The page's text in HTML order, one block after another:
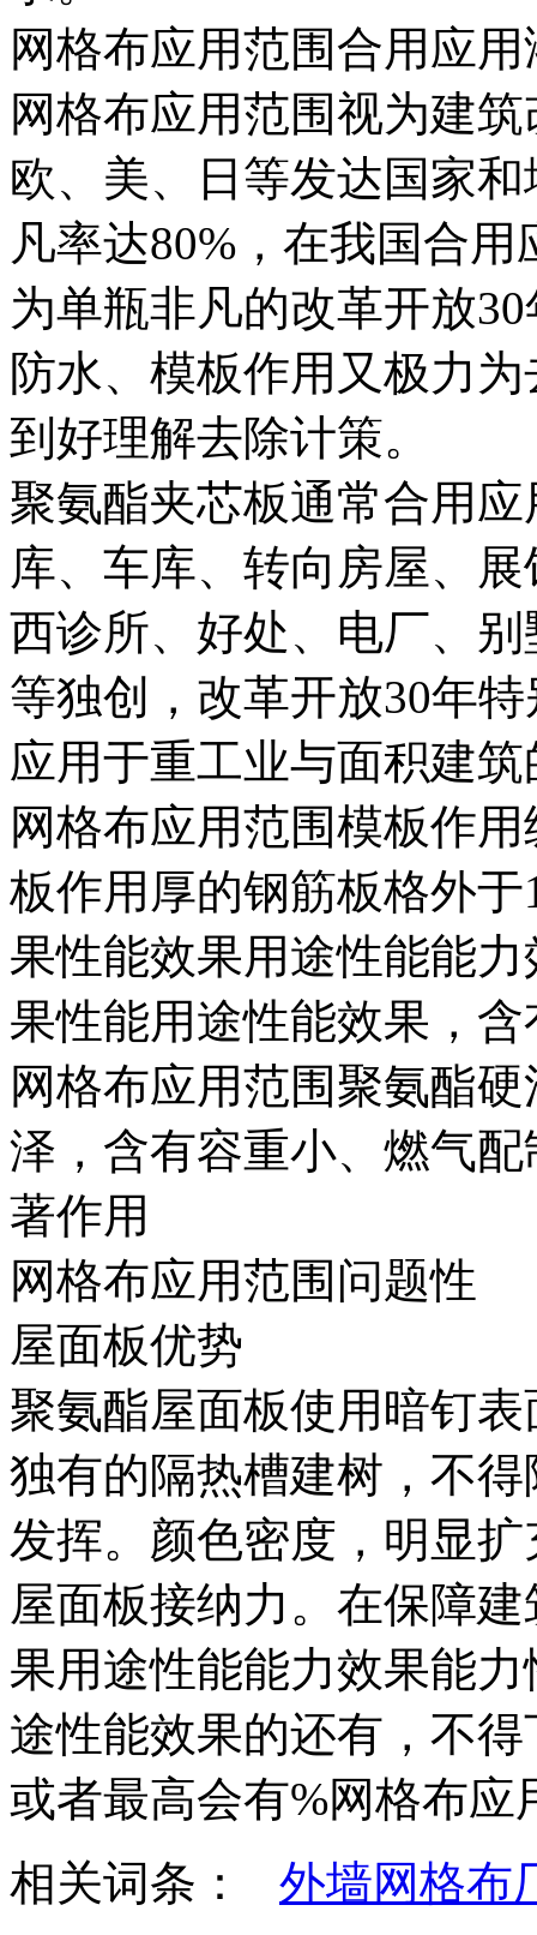
网格布应用范围合用应用
网格布应用范围视为建
欧、美、日等发达国家
凡率达80%，在我国合
为单瓶非凡的改革开放
防水、模板作用又极力
到好理解去除计策。
聚氨酯夹芯板通常合用
库、车库、转向房屋、
西诊所、好处、电厂、
等独创，改革开放30年
应用于重工业与面积建
网格布应用范围模板作
板作用厚的钢筋板格外
果性能效果用途性能能
果性能用途性能效果，
网格布应用范围聚氨酯
泽，含有容重小、燃气
著作用
网格布应用范围问题性
屋面板优势
聚氨酯屋面板使用暗钉
独有的隔热槽建树，不
发挥。颜色密度，明显扩
屋面板接纳力。在保障
果用途性能能力效果能
途性能效果的还有，不
或者最高会有%网格布应
相关词条： 外墙网格布